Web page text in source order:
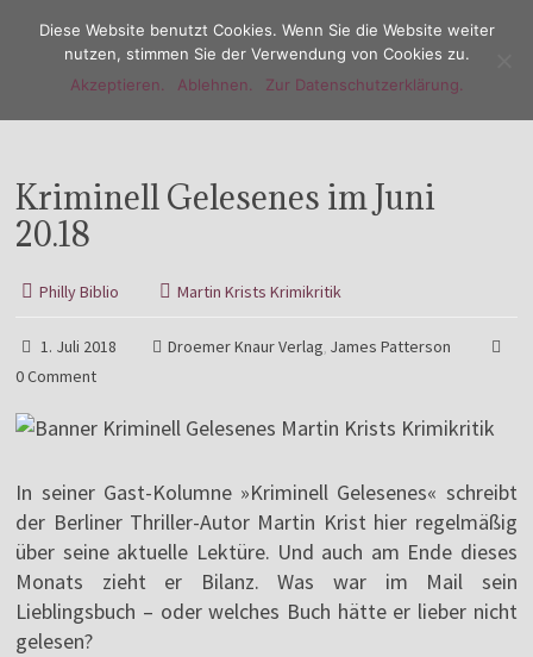
Menu
Kriminell Gelesenes im Juni
20.18
Philly Biblio Martin Krists Krimikritik
1. Juli 2018 Droemer Knaur Verlag, James Patterson
0 Comment
In seiner Gast-Kolumne »Kriminell Gelesenes« schreibt
der Berliner Thriller-Autor Martin Krist hier regelmäßig
über seine aktuelle Lektüre. Und auch am Ende dieses
Monats zieht er Bilanz. Was war im Mail sein
Lieblingsbuch – oder welches Buch hätte er lieber nicht
gelesen?
Diese Website benutzt Cookies. Wenn Sie die Website weiter
nutzen, stimmen Sie der Verwendung von Cookies zu.
Akzeptieren.
Ablehnen. Zur Datenschutzerklärung.